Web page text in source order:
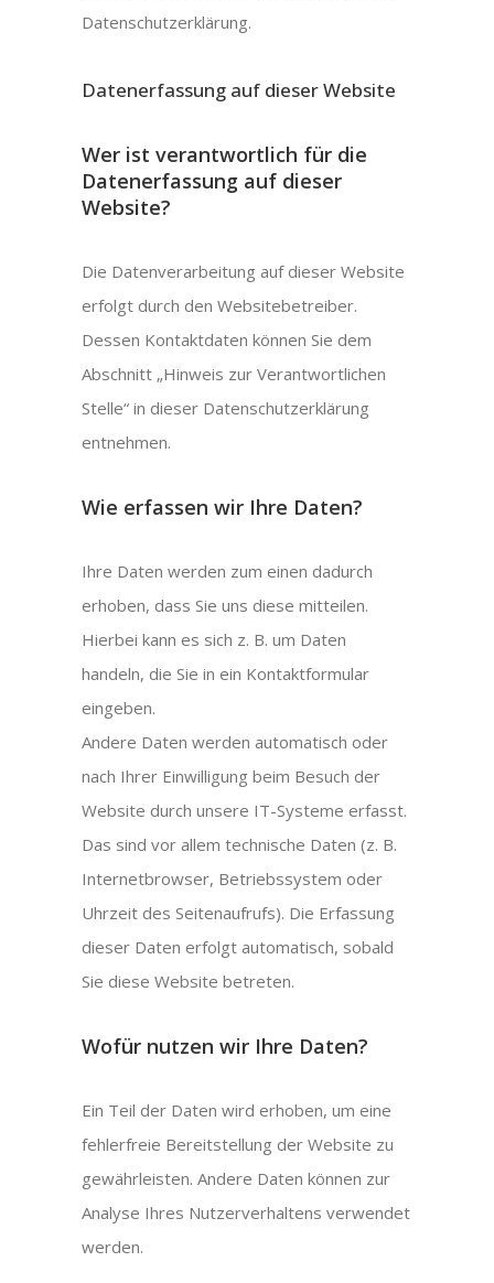
Datenschutzerklärung.
Datenerfassung auf dieser Website
Wer ist verantwortlich für die
Datenerfassung auf dieser
Website?
Die Datenverarbeitung auf dieser Website
erfolgt durch den Websitebetreiber.
Dessen Kontaktdaten können Sie dem
Abschnitt „Hinweis zur Verantwortlichen
Stelle“ in dieser Datenschutzerklärung
entnehmen.
Wie erfassen wir Ihre Daten?
Ihre Daten werden zum einen dadurch
erhoben, dass Sie uns diese mitteilen.
Hierbei kann es sich z. B. um Daten
handeln, die Sie in ein Kontaktformular
eingeben.
Andere Daten werden automatisch oder
nach Ihrer Einwilligung beim Besuch der
Website durch unsere IT-Systeme erfasst.
Das sind vor allem technische Daten (z. B.
Internetbrowser, Betriebssystem oder
Uhrzeit des Seitenaufrufs). Die Erfassung
dieser Daten erfolgt automatisch, sobald
Sie diese Website betreten.
Wofür nutzen wir Ihre Daten?
Ein Teil der Daten wird erhoben, um eine
fehlerfreie Bereitstellung der Website zu
gewährleisten. Andere Daten können zur
Analyse Ihres Nutzerverhaltens verwendet
werden.